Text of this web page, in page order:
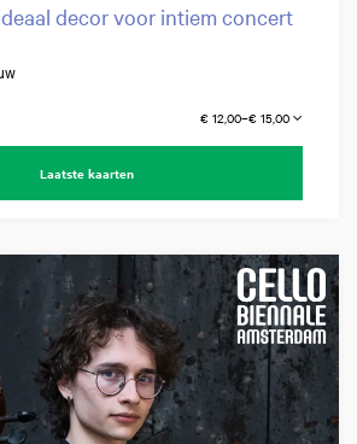
decor voor intiem concert
€ 12,00–€ 15,00
Laatste kaarten